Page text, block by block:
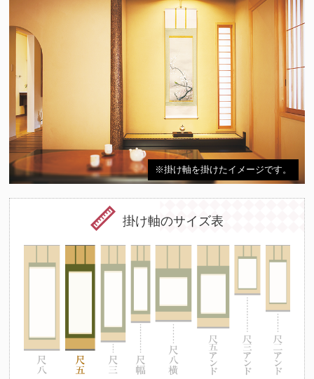
※掛け軸を掛けたイメージです。
掛け軸のサイズ表